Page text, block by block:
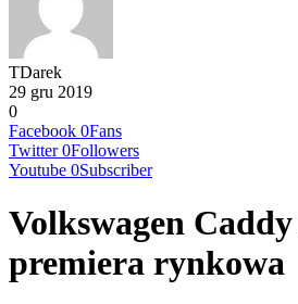
TDarek
29 gru 2019
0
Facebook 0Fans
Twitter 0Followers
Youtube 0Subscriber
Volkswagen Caddy
premiera rynkowa